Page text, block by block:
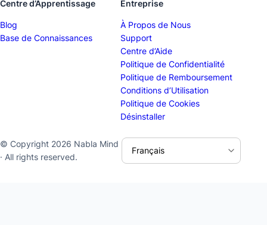
Centre d’Apprentissage
Blog
Base de Connaissances
Entreprise
À Propos de Nous
Support
Centre d’Aide
Politique de Confidentialité
Politique de Remboursement
Conditions d’Utilisation
Politique de Cookies
Désinstaller
© Copyright 2026 Nabla Mind
· All rights reserved.